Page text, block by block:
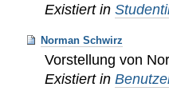
Existiert in
Norman Schwirz
Vorstellung von
Existiert in